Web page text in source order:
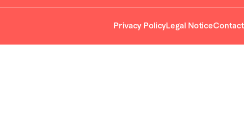
Privacy PolicyLegal NoticeContact